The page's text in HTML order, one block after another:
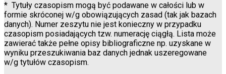
* Tytuły czasopism mogą być podawane w całości lub w
formie skróconej w/g obowiązujących zasad (tak jak bazach
danych). Numer zeszytu nie jest konieczny w przypadku
czasopism posiadających tzw. numerację ciągłą. Lista może
zawierać także pełne opisy bibliograficzne np. uzyskane w
wyniku przeszukiwania baz danych jednak uszeregowane
w/g tytułów czasopism.